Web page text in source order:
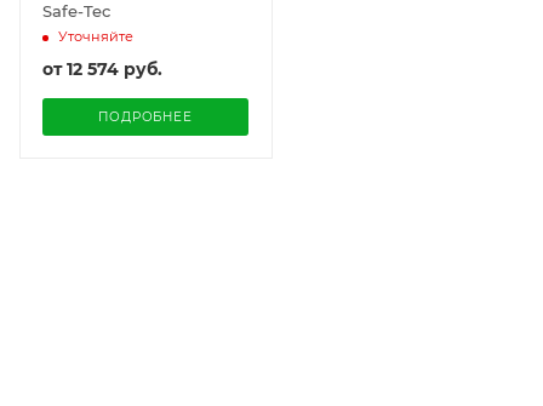
Safe-Tec
Уточняйте
от12 574 руб.
ПОДРОБНЕЕ